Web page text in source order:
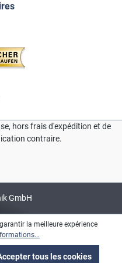
hors frais d'expédition et de
contraire.
GmbH
la meilleure expérience
tous les cookies